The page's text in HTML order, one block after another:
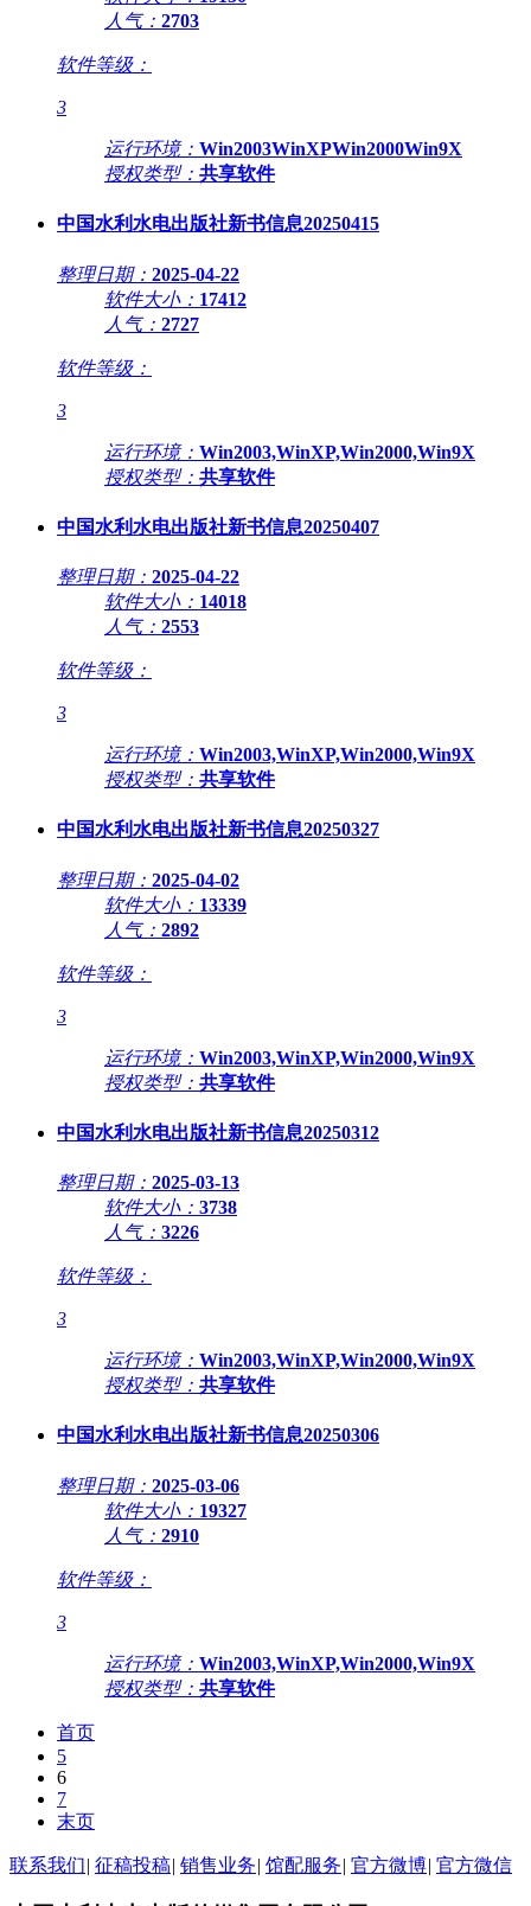
人气： 2703
软件等级：
3
运行环境： Win2003WinXPWin2000Win9X
授权类型： 共享软件
中国水利水电出版社新书信息20250415
整理日期： 2025-04-22
软件大小： 17412
人气： 2727
软件等级：
3
运行环境： Win2003,WinXP,Win2000,Win9X
授权类型： 共享软件
中国水利水电出版社新书信息20250407
整理日期： 2025-04-22
软件大小： 14018
人气： 2553
软件等级：
3
运行环境： Win2003,WinXP,Win2000,Win9X
授权类型： 共享软件
中国水利水电出版社新书信息20250327
整理日期： 2025-04-02
软件大小： 13339
人气： 2892
软件等级：
3
运行环境： Win2003,WinXP,Win2000,Win9X
授权类型： 共享软件
中国水利水电出版社新书信息20250312
整理日期： 2025-03-13
软件大小： 3738
人气： 3226
软件等级：
3
运行环境： Win2003,WinXP,Win2000,Win9X
授权类型： 共享软件
中国水利水电出版社新书信息20250306
整理日期： 2025-03-06
软件大小： 19327
人气： 2910
软件等级：
3
运行环境： Win2003,WinXP,Win2000,Win9X
授权类型： 共享软件
首页
5
6
7
末页
联系我们| 征稿投稿| 销售业务| 馆配服务| 官方微博| 官方微信